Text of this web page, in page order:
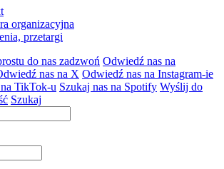
organizacyjna
przetargi
do nas zadzwoń Odwiedź nas na
nas na X Odwiedź nas na Instagram-ie
TikTok-u Szukaj nas na Spotify Wyślij do
Szukaj